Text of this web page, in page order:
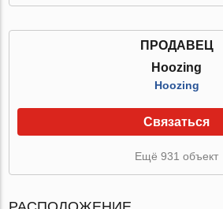
ПРОДАВЕЦ
Hoozing
Hoozing
Связаться
Ещё 931 объект